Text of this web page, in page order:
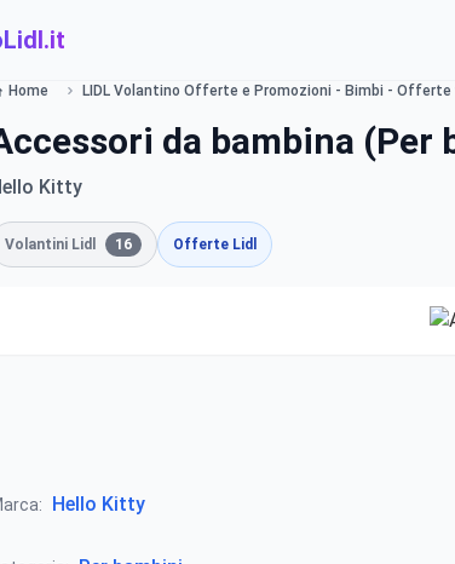
Home LIDL Volantino Offerte e Promozioni - Bimbi - Offerte
da bambina (Per
Kitty
Volantini Lidl 16 Offerte Lidl
Hello Kitty